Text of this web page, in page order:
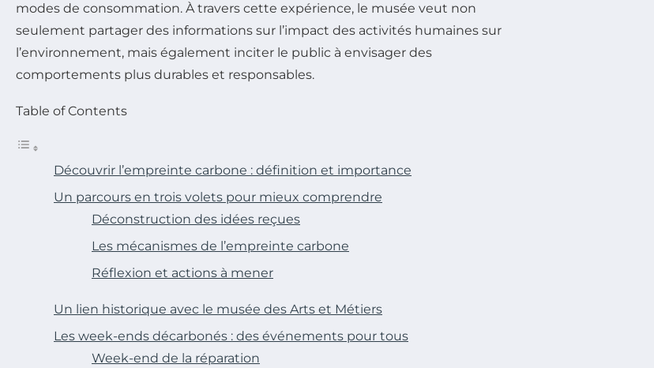
modes de consommation. À travers cette expérience, le musée veut non
seulement partager des informations sur l’impact des activités humaines sur
l’environnement, mais également inciter le public à envisager des
comportements plus durables et responsables.
Table of Contents
Découvrir l’empreinte carbone : définition et importance
Un parcours en trois volets pour mieux comprendre
Déconstruction des idées reçues
Les mécanismes de l’empreinte carbone
Réflexion et actions à mener
Un lien historique avec le musée des Arts et Métiers
Les week-ends décarbonés : des événements pour tous
Week-end de la réparation